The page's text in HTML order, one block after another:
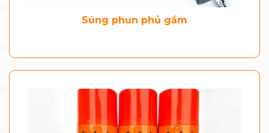
Súng phun phủ gầm